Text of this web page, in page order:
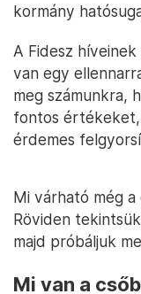
kormány
A Fidesz
van egy
meg számunkra,
fontos
érdemes
Mi várható még a
Röviden
majd próbáljuk
Mi van a